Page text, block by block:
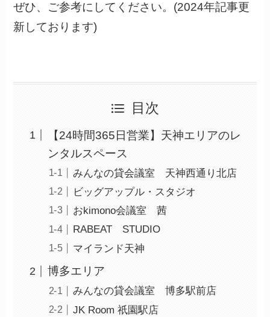
ぜひ、ご参考にしてください。(2024年記事更
新しております)
目次
【24時間365日営業】天神エリアのレ
ンタルスペース
みんなの貸会議室 天神西通り北店
ビッグアップル・スタジオ
おkimono会議室 茜
RABEAT STUDIO
マイランド天神
博多エリア
みんなの貸会議室 博多駅前店
JK Room 祇園駅店